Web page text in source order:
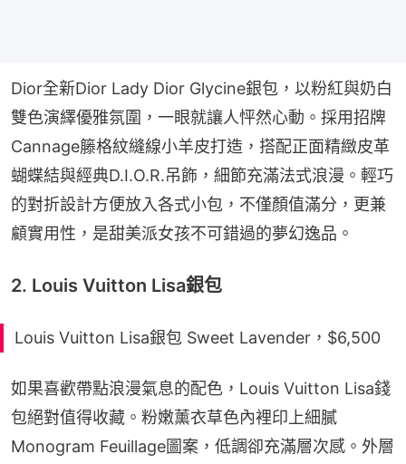
Dior全新Dior Lady Dior Glycine銀包，以粉紅與奶白
雙色演繹優雅氛圍，一眼就讓人怦然心動。採用招牌
Cannage籐格紋縫線小羊皮打造，搭配正面精緻皮革
蝴蝶結與經典D.I.O.R.吊飾，細節充滿法式浪漫。輕巧
的對折設計方便放入各式小包，不僅顏值滿分，更兼
顧實用性，是甜美派女孩不可錯過的夢幻逸品。
2. Louis Vuitton Lisa銀包
Louis Vuitton Lisa銀包 Sweet Lavender，$6,500
如果喜歡帶點浪漫氣息的配色，Louis Vuitton Lisa錢
包絕對值得收藏。粉嫩薰衣草色內裡印上細膩
Monogram Feuillage圖案，低調卻充滿層次感。外層